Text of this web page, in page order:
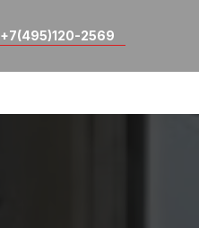
+7(495)120-2569